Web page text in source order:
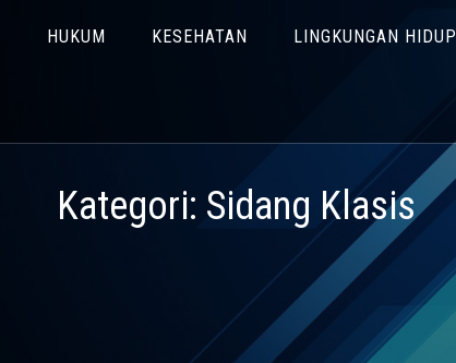
HUKUM KESEHATAN LINGKUNGAN HIDUP
Kategori: Sidang Klasis